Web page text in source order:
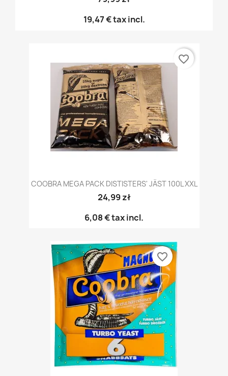
19,47 €tax incl.
COOBRA MEGA PACK DISTISTERS' JÄST 100L XXL
24,99 zł
6,08 €tax incl.
favorite_border
favorite_border